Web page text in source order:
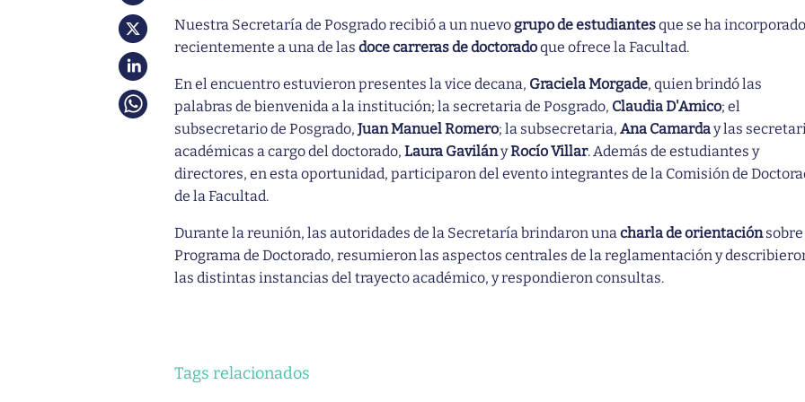
Nuestra Secretaría de Posgrado recibió a un nuevogrupo de estudiantesque se ha incorporado
recientemente a una de las doce carreras de doctoradoque ofrece la Facultad.
En el encuentro estuvieron presentes la vice decana, Graciela Morgade, quien brindó las
palabras de bienvenida a la institución; la secretaria de Posgrado, Claudia D'Amico; el
subsecretario de Posgrado, Juan Manuel Romero; la subsecretaria, Ana Camarday las
académicas a cargo del doctorado, Laura GavilányRocío Villar. Además de estudiantes y
directores, en esta oportunidad, participaron del evento integrantes de la Comisión de
de la Facultad.
Durante la reunión, las autoridades de la Secretaría brindaron unacharla de orientaciónsobre
Programa de Doctorado, resumieron las aspectos centrales de la reglamentación y
las distintas instancias del trayecto académico, y respondieron consultas.
Tags relacionados